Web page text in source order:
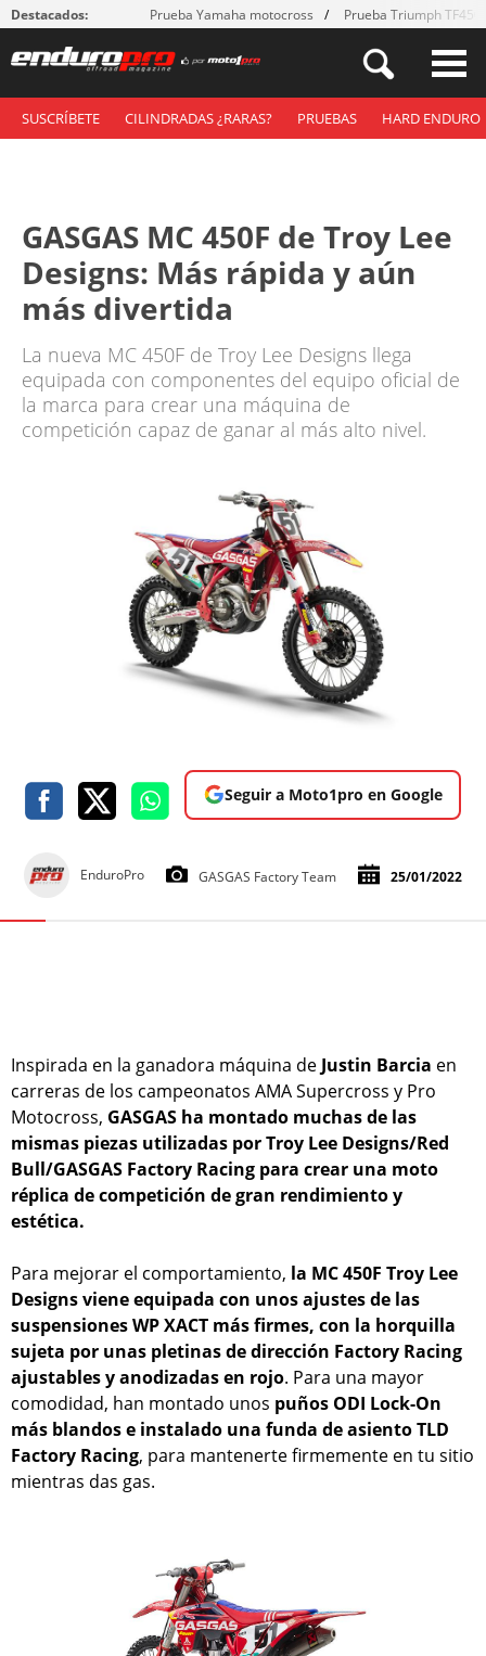
Destacados: Prueba Yamaha motocross Prueba Triumph
SUSCRÍBETE CILINDRADAS ¿RARAS? PRUEBAS HARD ENDURO
GASGAS MC 450F de Troy Lee
Designs: Más rápida y aún
más divertida
La nueva MC 450F de Troy Lee Designs llega
equipada con componentes del equipo oficial de
la marca para crear una máquina de
competición capaz de ganar al más alto nivel.
Seguir a Moto1pro en Google
EnduroPro GASGAS Factory Team 25/01/2022
Inspirada en la ganadora máquina de Justin Barcia en
carreras de los campeonatos AMA Supercross y Pro
Motocross, GASGAS ha montado muchas de las
mismas piezas utilizadas por Troy Lee Designs/Red
Bull/GASGAS Factory Racing para crear una moto
réplica de competición de gran rendimiento y
estética.
Para mejorar el comportamiento, la MC 450F Troy Lee
Designs viene equipada con unos ajustes de las
suspensiones WP XACT más firmes, con la horquilla
sujeta por unas pletinas de dirección Factory Racing
ajustables y anodizadas en rojo. Para una mayor
comodidad, han montado unos puños ODI Lock-On
más blandos e instalado una funda de asiento TLD
Factory Racing, para mantenerte firmemente en tu sitio
mientras das gas.